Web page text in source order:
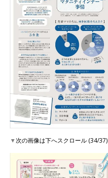
▼次の画像は下へスクロール (34/37)